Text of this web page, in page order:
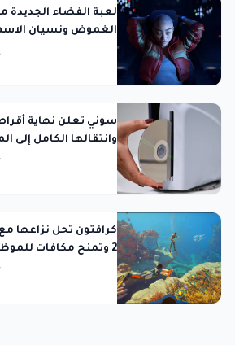
الغموض ونسيان
وانتقالها الكامل إلى
2 وتمنح مكافآت للموظفين